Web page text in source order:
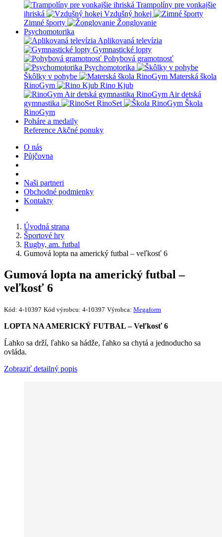
Trampolíny pre vonkajšie
ihriská
Vzdušný hokej
Zimné športy
Žonglovanie
Psychomotorika
Aplikovaná televízia
Gymnastické lopty
Pohybová gramotnosť
Psychomotorika
Škôlky v pohybe
Materská škola
RinoGym
Rino Kjub
RinoGym Air detská
gymnastika
RinoSet
Škola
RinoGym
Poháre a medaily
Reference Akčné ponuky
O nás
Půjčovna
Naši partneri
Obchodné podmienky
Kontakty
Úvodná strana
Športové hry
Rugby, am. futbal
Gumová lopta na americký futbal – veľkosť 6
Gumová lopta na americký futbal –
veľkosť 6
Kód: 4-10397 Kód výrobcu: 4-10397 Výrobca: Megaform
LOPTA NA AMERICKÝ FUTBAL – Veľkosť 6
Ĺahko sa drží, ľahko sa hádže, ľahko sa chytá a jednoducho sa
ovláda.
Zobraziť detailný popis